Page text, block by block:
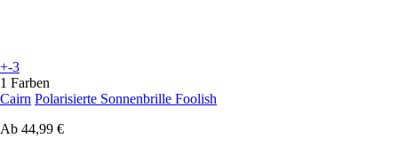
+-3
1 Farben
Cairn Polarisierte Sonnenbrille Foolish
Ab 44,99 €